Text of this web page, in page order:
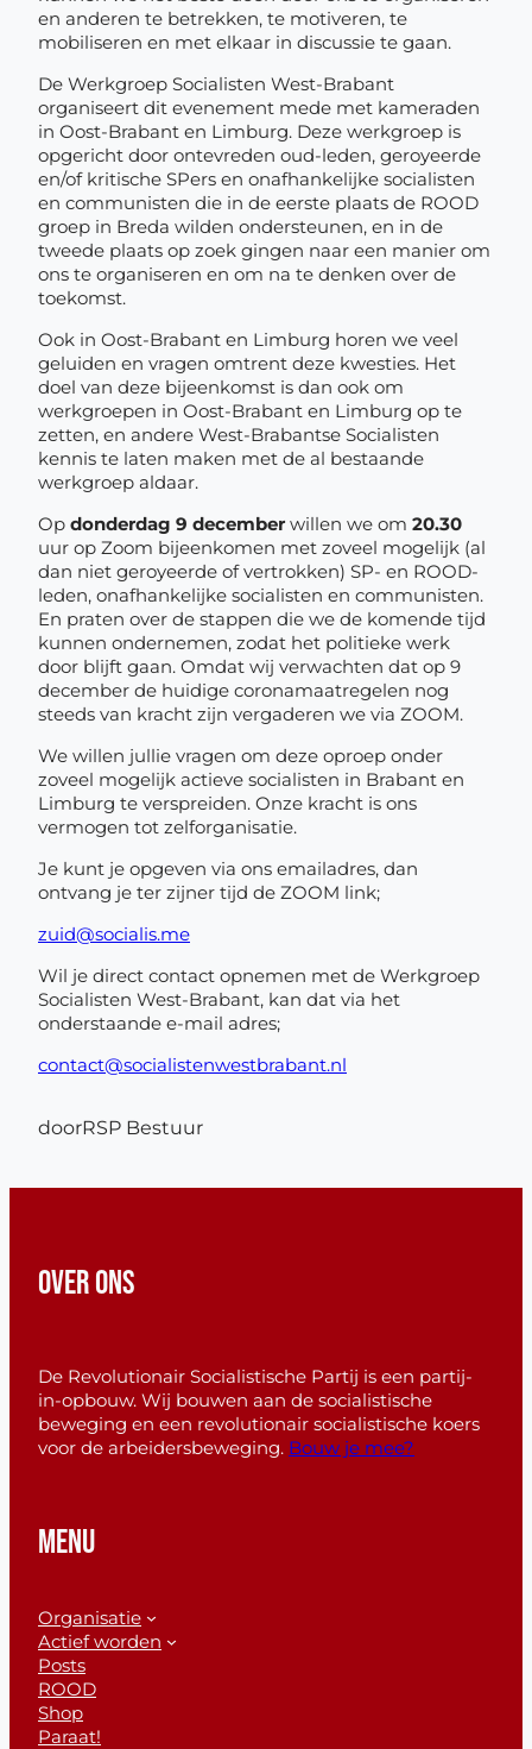
en anderen te betrekken, te motiveren, te
mobiliseren en met elkaar in discussie te gaan.
De Werkgroep Socialisten West-Brabant
organiseert dit evenement mede met kameraden
in Oost-Brabant en Limburg. Deze werkgroep is
opgericht door ontevreden oud-leden, geroyeerde
en/of kritische SPers en onafhankelijke socialisten
en communisten die in de eerste plaats de ROOD
groep in Breda wilden ondersteunen, en in de
tweede plaats op zoek gingen naar een manier om
ons te organiseren en om na te denken over de
toekomst.
Ook in Oost-Brabant en Limburg horen we veel
geluiden en vragen omtrent deze kwesties. Het
doel van deze bijeenkomst is dan ook om
werkgroepen in Oost-Brabant en Limburg op te
zetten, en andere West-Brabantse Socialisten
kennis te laten maken met de al bestaande
werkgroep aldaar.
Op donderdag 9 december willen we om 20.30
uur op Zoom bijeenkomen met zoveel mogelijk (al
dan niet geroyeerde of vertrokken) SP- en ROOD-
leden, onafhankelijke socialisten en communisten.
En praten over de stappen die we de komende tijd
kunnen ondernemen, zodat het politieke werk
door blijft gaan. Omdat wij verwachten dat op 9
december de huidige coronamaatregelen nog
steeds van kracht zijn vergaderen we via ZOOM.
We willen jullie vragen om deze oproep onder
zoveel mogelijk actieve socialisten in Brabant en
Limburg te verspreiden. Onze kracht is ons
vermogen tot zelforganisatie.
Je kunt je opgeven via ons emailadres, dan
ontvang je ter zijner tijd de ZOOM link;
zuid@socialis.me
Wil je direct contact opnemen met de Werkgroep
Socialisten West-Brabant, kan dat via het
onderstaande e-mail adres;
contact@socialistenwestbrabant.nl
doorRSP Bestuur
OVER ONS
De Revolutionair Socialistische Partij is een partij-
in-opbouw. Wij bouwen aan de socialistische
beweging en een revolutionair socialistische koers
voor de arbeidersbeweging. Bouw je mee?
MENU
Organisatie
Actief worden
Posts
ROOD
Shop
Paraat!